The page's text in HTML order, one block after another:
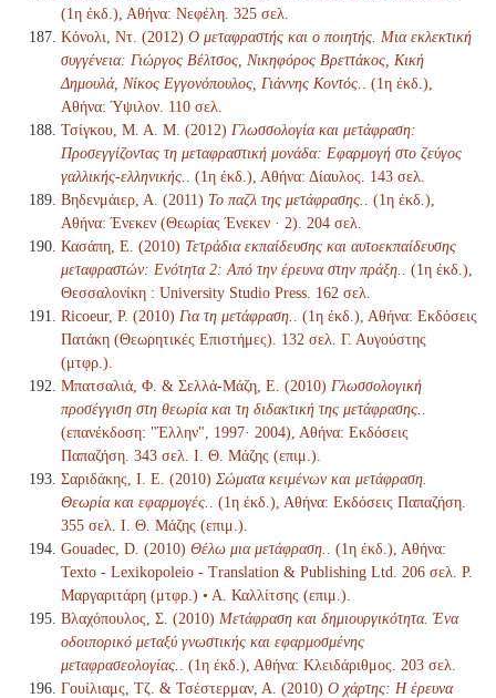
(1η έκδ.), Αθήνα: Νεφέλη. 325 σελ.
Κόνολι, Ντ. (2012) Ο μεταφραστής και ο ποιητής. Μια εκλεκτική
συγγένεια: Γιώργος Βέλτσος, Νικηφόρος Βρεττάκος, Κική
Δημουλά, Νίκος Εγγονόπουλος, Γιάννης Κοντός.
. (1η έκδ.),
Αθήνα: Ύψιλον. 110 σελ.
Τσίγκου, Μ. Α. Μ. (2012) Γλωσσολογία και μετάφραση:
Προσεγγίζοντας τη μεταφραστική μονάδα: Εφαρμογή στο ζεύγος
γαλλικής-ελληνικής.
. (1η έκδ.), Αθήνα: Δίαυλος. 143 σελ.
Βηδενμάιερ, Α. (2011) Το παζλ της μετάφρασης.
. (1η έκδ.),
Αθήνα: Ένεκεν (Θεωρίας Ένεκεν · 2). 204 σελ.
Κασάπη, Ε. (2010) Τετράδια εκπαίδευσης και αυτοεκπαίδευσης
μεταφραστών: Ενότητα 2: Από την έρευνα στην πράξη.
. (1η έκδ.),
Θεσσαλονίκη : University Studio Press. 162 σελ.
Ricoeur, P. (2010) Για τη μετάφραση.
. (1η έκδ.), Αθήνα: Εκδόσεις
Πατάκη (Θεωρητικές Επιστήμες). 132 σελ. Γ. Αυγούστης
(μτφρ.).
Μπατσαλιά, Φ. & Σελλά-Μάζη, Ε. (2010) Γλωσσολογική
προσέγγιση στη θεωρία και τη διδακτική της μετάφρασης.
(επανέκδοση: "Έλλην", 1997· 2004), Αθήνα: Εκδόσεις
Παπαζήση. 343 σελ. Ι. Θ. Μάζης (επιμ.).
Σαριδάκης, Ι. Ε. (2010) Σώματα κειμένων και μετάφραση.
Θεωρία και εφαρμογές.
. (1η έκδ.), Αθήνα: Εκδόσεις Παπαζήση.
355 σελ. Ι. Θ. Μάζης (επιμ.).
Gouadec, D. (2010) Θέλω μια μετάφραση.
. (1η έκδ.), Αθήνα:
Texto - Lexikopoleio - Translation & Publishing Ltd. 206 σελ. Ρ.
Μαργαριτάρη (μτφρ.) • Α. Καλλίτσης (επιμ.).
Βλαχόπουλος, Σ. (2010) Μετάφραση και δημιουργικότητα. Ένα
οδοιπορικό μεταξύ γνωστικής και εφαρμοσμένης
μεταφρασεολογίας.
. (1η έκδ.), Αθήνα: Κλειδάριθμος. 203 σελ.
Γουίλιαμς, Τζ. & Τσέστερμαν, Α. (2010) Ο χάρτης: Η έρευνα